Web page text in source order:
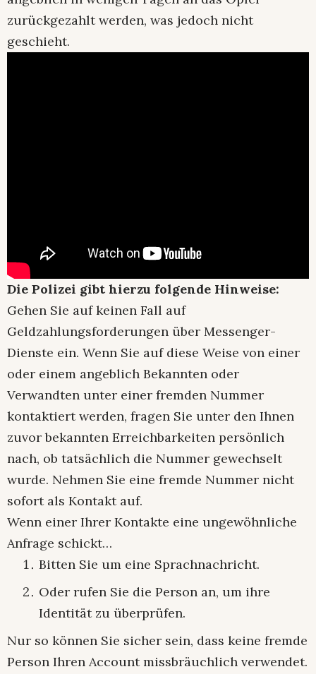
zurückgezahlt werden, was jedoch nicht
geschieht.
Die Polizei gibt hierzu folgende Hinweise:
Gehen Sie auf keinen Fall auf
Geldzahlungsforderungen über Messenger-
Dienste ein. Wenn Sie auf diese Weise von einer
oder einem angeblich Bekannten oder
Verwandten unter einer fremden Nummer
kontaktiert werden, fragen Sie unter den Ihnen
zuvor bekannten Erreichbarkeiten persönlich
nach, ob tatsächlich die Nummer gewechselt
wurde. Nehmen Sie eine fremde Nummer nicht
sofort als Kontakt auf.
Wenn einer Ihrer Kontakte eine ungewöhnliche
Anfrage schickt…
Bitten Sie um eine Sprachnachricht.
Oder rufen Sie die Person an, um ihre
Identität zu überprüfen.
Nur so können Sie sicher sein, dass keine fremde
Person Ihren Account missbräuchlich verwendet.